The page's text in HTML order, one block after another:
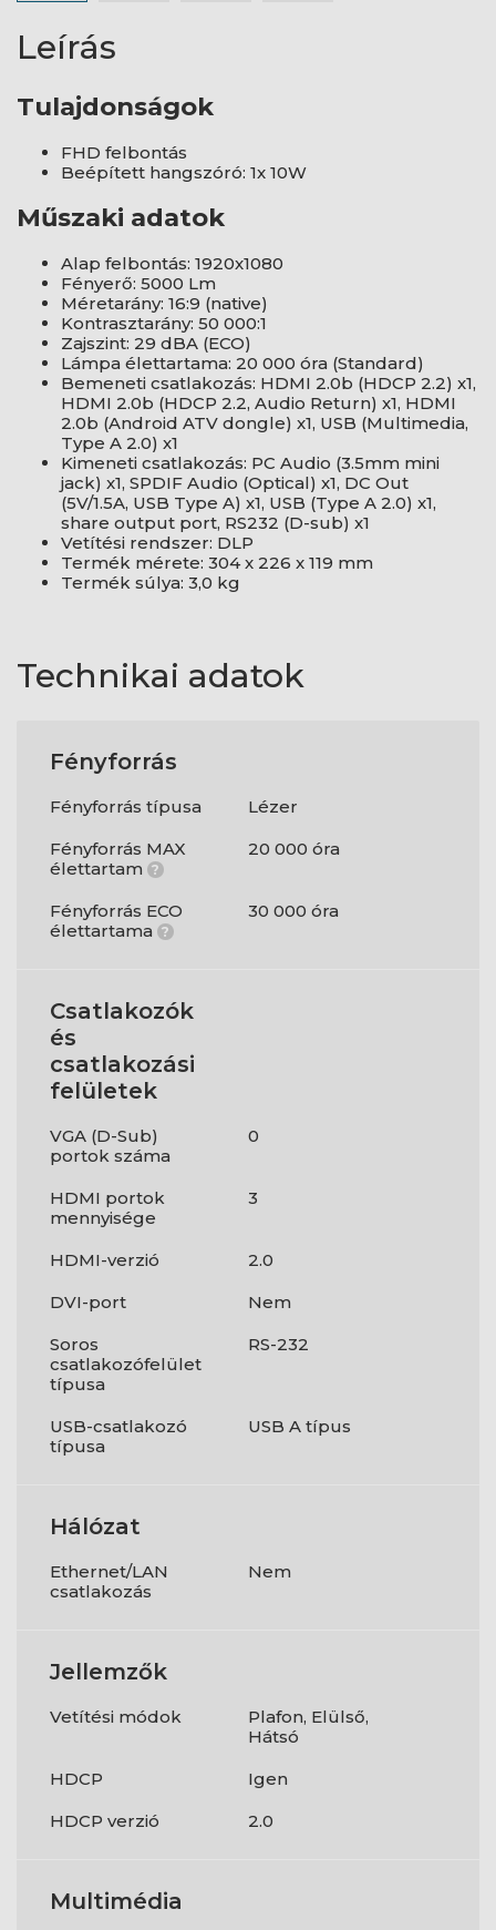
Leírás
Tulajdonságok
FHD felbontás
Beépített hangszóró: 1x 10W
Műszaki adatok
Alap felbontás: 1920x1080
Fényerő: 5000 Lm
Méretarány: 16:9 (native)
Kontrasztarány: 50 000:1
Zajszint: 29 dBA (ECO)
Lámpa élettartama: 20 000 óra (Standard)
Bemeneti csatlakozás: HDMI 2.0b (HDCP 2.2) x1,
HDMI 2.0b (HDCP 2.2, Audio Return) x1, HDMI
2.0b (Android ATV dongle) x1, USB (Multimedia,
Type A 2.0) x1
Kimeneti csatlakozás: PC Audio (3.5mm mini
jack) x1, SPDIF Audio (Optical) x1, DC Out
(5V/1.5A, USB Type A) x1, USB (Type A 2.0) x1,
share output port, RS232 (D-sub) x1
Vetítési rendszer: DLP
Termék mérete: 304 x 226 x 119 mm
Termék súlya: 3,0 kg
Technikai adatok
Fényforrás
Fényforrás típusa
Lézer
Fényforrás MAX
élettartam ?
20 000 óra
Fényforrás ECO
élettartama ?
30 000 óra
Csatlakozók
és
csatlakozási
felületek
VGA (D-Sub)
portok száma
0
HDMI portok
mennyisége
3
HDMI-verzió
2.0
DVI-port
Nem
Soros
csatlakozófelület
típusa
RS-232
USB-csatlakozó
típusa
USB A típus
Hálózat
Ethernet/LAN
csatlakozás
Nem
Jellemzők
Vetítési módok
Plafon, Elülső,
Hátsó
HDCP
Igen
HDCP verzió
2.0
Multimédia